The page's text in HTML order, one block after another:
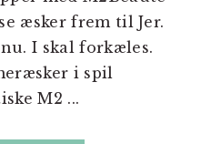
æsker frem til Jer.
I skal forkæles.
i spil
M2 ...